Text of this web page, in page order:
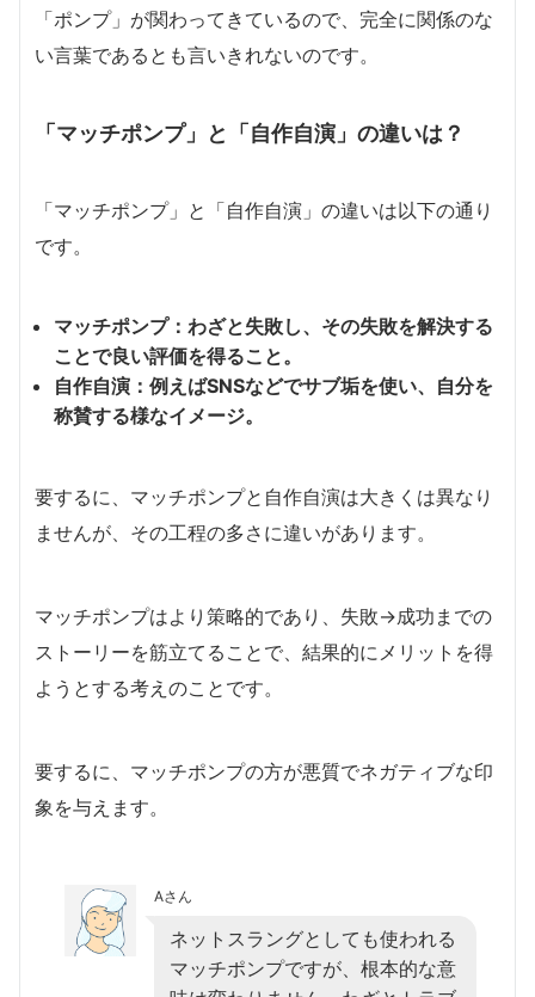
「ポンプ」が関わってきているので、完全に関係のな
い言葉であるとも言いきれないのです。
「マッチポンプ」と「自作自演」の違いは？
「マッチポンプ」と「自作自演」の違いは以下の通り
です。
マッチポンプ：わざと失敗し、その失敗を解決する
ことで良い評価を得ること。
自作自演：例えばSNSなどでサブ垢を使い、自分を
称賛する様なイメージ。
要するに、マッチポンプと自作自演は大きくは異なり
ませんが、その工程の多さに違いがあります。
マッチポンプはより策略的であり、失敗→成功までの
ストーリーを筋立てることで、結果的にメリットを得
ようとする考えのことです。
要するに、マッチポンプの方が悪質でネガティブな印
象を与えます。
Aさん
ネットスラングとしても使われる
マッチポンプですが、根本的な意